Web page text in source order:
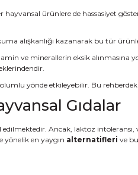
ürünlere de hassasiyet
alışkanlığı kazanarak bu tür
ve minerallerin eksik
yönde etkileyebilir. Bu
Gıdalar
Ancak, laktoz
en yaygın alternatifleri ve